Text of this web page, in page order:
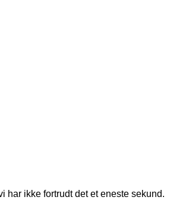
har ikke fortrudt det et eneste sekund.